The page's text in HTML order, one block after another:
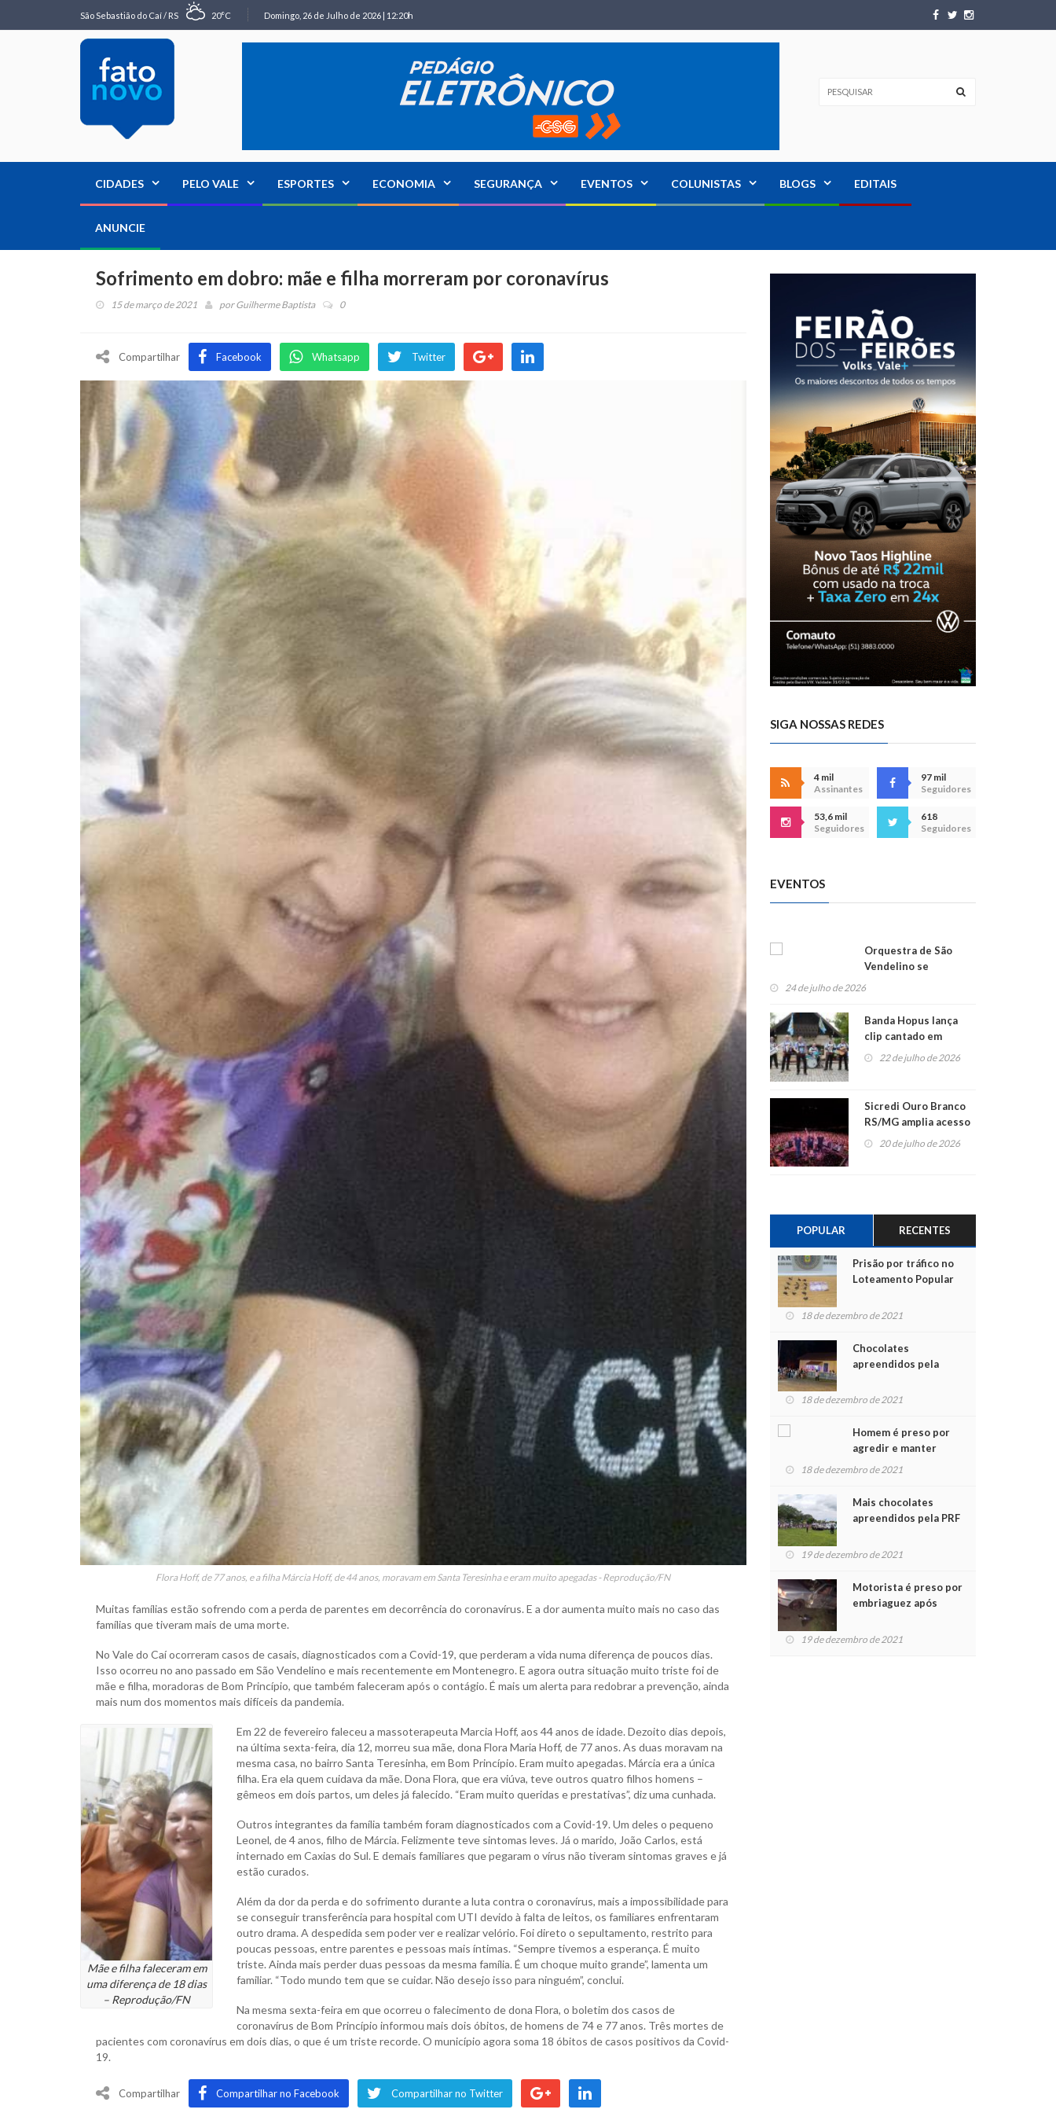
São Sebastião do Caí / RS 20°C Domingo, 26 de Julho de 2026 | 12:20h
CIDADES PELO VALE ESPORTES ECONOMIA SEGURANÇA EVENTOS COLUNISTAS BLOGS EDITAIS
ANUNCIE
Sofrimento em dobro: mãe e filha morreram por coronavírus
15 de março de 2021 porGuilherme Baptista 0
Compartilhar Facebook Whatsapp Twitter
Flora Hoff, de 77 anos, e a filha Márcia Hoff, de 44 anos, moravam em Santa Teresinha e eram muito apegadas - Reprodução/FN
Muitas famílias estão sofrendo com a perda de parentes em decorrência do coronavírus. E a dor aumenta muito mais no caso das
famílias que tiveram mais de uma morte.
No Vale do Caí ocorreram casos de casais, diagnosticados com a Covid-19, que perderam a vida numa diferença de poucos dias.
Isso ocorreu no ano passado em São Vendelino e mais recentemente em Montenegro. E agora outra situação muito triste foi de
mãe e filha, moradoras de Bom Princípio, que também faleceram após o contágio. É mais um alerta para redobrar a prevenção, ainda
mais num dos momentos mais difíceis da pandemia.
Mãe e filha faleceram em
uma diferença de 18 dias
– Reprodução/FN
Em 22 de fevereiro faleceu a massoterapeuta Marcia Hoff, aos 44 anos de idade. Dezoito dias depois,
na última sexta-feira, dia 12, morreu sua mãe, dona Flora Maria Hoff, de 77 anos. As duas moravam na
mesma casa, no bairro Santa Teresinha, em Bom Princípio. Eram muito apegadas. Márcia era a única
filha. Era ela quem cuidava da mãe. Dona Flora, que era viúva, teve outros quatro filhos homens –
gêmeos em dois partos, um deles já falecido. “Eram muito queridas e prestativas”, diz uma cunhada.
Outros integrantes da família também foram diagnosticados com a Covid-19. Um deles o pequeno
Leonel, de 4 anos, filho de Márcia. Felizmente teve sintomas leves. Já o marido, João Carlos, está
internado em Caxias do Sul. E demais familiares que pegaram o vírus não tiveram sintomas graves e já
estão curados.
Além da dor da perda e do sofrimento durante a luta contra o coronavírus, mais a impossibilidade para
se conseguir transferência para hospital com UTI devido à falta de leitos, os familiares enfrentaram
outro drama. A despedida sem poder ver e realizar velório. Foi direto o sepultamento, restrito para
poucas pessoas, entre parentes e pessoas mais íntimas. “Sempre tivemos a esperança. É muito
triste. Ainda mais perder duas pessoas da mesma família. É um choque muito grande”, lamenta um
familiar. “Todo mundo tem que se cuidar. Não desejo isso para ninguém”, conclui.
Na mesma sexta-feira em que ocorreu o falecimento de dona Flora, o boletim dos casos de
coronavírus de Bom Princípio informou mais dois óbitos, de homens de 74 e 77 anos. Três mortes de
pacientes com coronavírus em dois dias, o que é um triste recorde. O município agora soma 18 óbitos de casos positivos da Covid-
19.
Compartilhar Compartilhar no Facebook Compartilhar no Twitter
SIGA NOSSAS REDES
4 mil
Assinantes
97 mil
Seguidores
53,6 mil
Seguidores
618
Seguidores
EVENTOS
Orquestra de São
Vendelino se
apresenta na
24 de julho de 2026
Banda Hopus lança
clip cantado em
alemão e inglês
22 de julho de 2026
Sicredi Ouro Branco
RS/MG amplia acesso
ao show dos 45 anos
para mais associados
20 de julho de 2026
POPULAR RECENTES
Prisão por tráfico no
Loteamento Popular
18 de dezembro de 2021
Chocolates
apreendidos pela
para crianças na
18 de dezembro de 2021
Homem é preso por
agredir e manter
mulher em cárcere
18 de dezembro de 2021
Mais chocolates
apreendidos pela PRF
crianças no Natal
19 de dezembro de 2021
Motorista é preso por
embriaguez após
feridos
19 de dezembro de 2021